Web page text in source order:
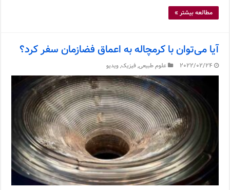
مطالعه بیشتر »
آیا می‌توان با کرمچاله به اعماق فضازمان سفر کرد؟
2022/02/24 علوم طبیعی,فیزیک,ویدیو